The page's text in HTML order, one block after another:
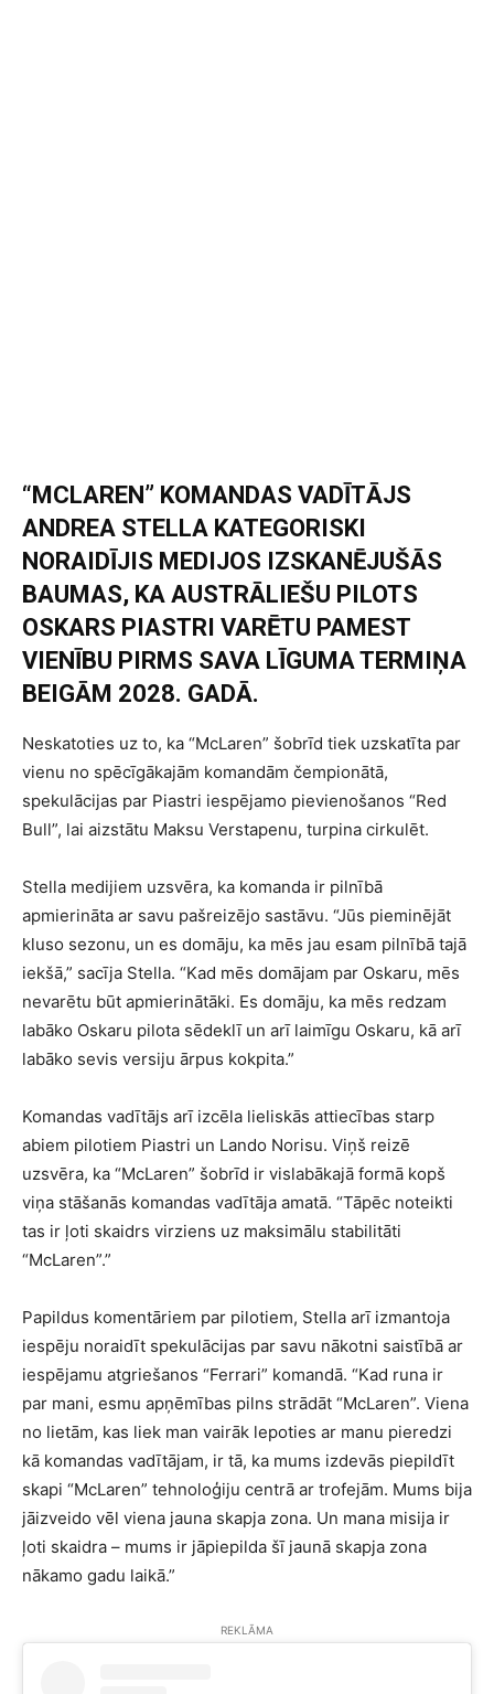
“MCLAREN” KOMANDAS VADĪTĀJS
ANDREA STELLA KATEGORISKI
NORAIDĪJIS MEDIJOS IZSKANĒJUŠĀS
BAUMAS, KA AUSTRĀLIEŠU PILOTS
OSKARS PIASTRI VARĒTU PAMEST
VIENĪBU PIRMS SAVA LĪGUMA TERMIŅA
BEIGĀM 2028. GADĀ.
Neskatoties uz to, ka “McLaren” šobrīd tiek uzskatīta par
vienu no spēcīgākajām komandām čempionātā,
spekulācijas par Piastri iespējamo pievienošanos “Red
Bull”, lai aizstātu Maksu Verstapenu, turpina cirkulēt.
Stella medijiem uzsvēra, ka komanda ir pilnībā
apmierināta ar savu pašreizējo sastāvu. “Jūs pieminējāt
kluso sezonu, un es domāju, ka mēs jau esam pilnībā tajā
iekšā,” sacīja Stella. “Kad mēs domājam par Oskaru, mēs
nevarētu būt apmierinātāki. Es domāju, ka mēs redzam
labāko Oskaru pilota sēdeklī un arī laimīgu Oskaru, kā arī
labāko sevis versiju ārpus kokpita.”
Komandas vadītājs arī izcēla lieliskās attiecības starp
abiem pilotiem Piastri un Lando Norisu. Viņš reizē
uzsvēra, ka “McLaren” šobrīd ir vislabākajā formā kopš
viņa stāšanās komandas vadītāja amatā. “Tāpēc noteikti
tas ir ļoti skaidrs virziens uz maksimālu stabilitāti
“McLaren”.”
Papildus komentāriem par pilotiem, Stella arī izmantoja
iespēju noraidīt spekulācijas par savu nākotni saistībā ar
iespējamu atgriešanos “Ferrari” komandā. “Kad runa ir
par mani, esmu apņēmības pilns strādāt “McLaren”. Viena
no lietām, kas liek man vairāk lepoties ar manu pieredzi
kā komandas vadītājam, ir tā, ka mums izdevās piepildīt
skapi “McLaren” tehnoloģiju centrā ar trofejām. Mums bija
jāizveido vēl viena jauna skapja zona. Un mana misija ir
ļoti skaidra – mums ir jāpiepilda šī jaunā skapja zona
nākamo gadu laikā.”
REKLĀMA